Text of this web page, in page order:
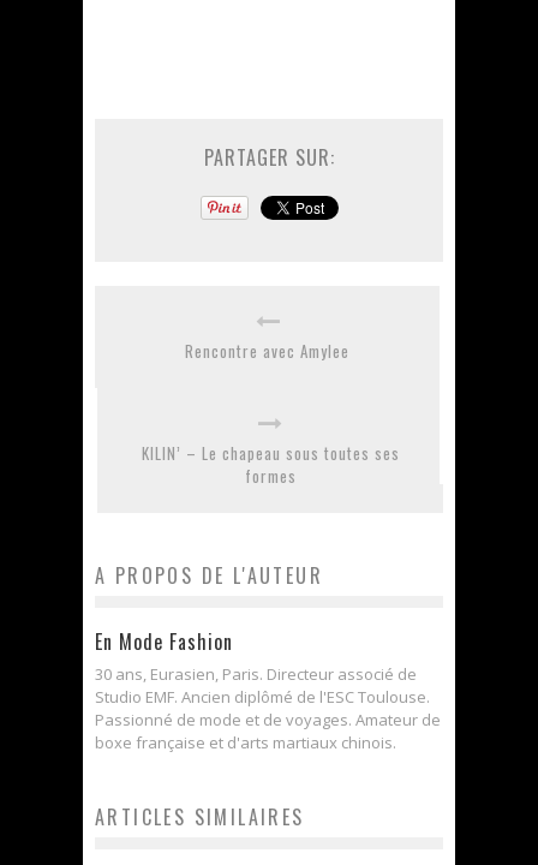
PARTAGER SUR:
Rencontre avec Amylee
KILIN’ – Le chapeau sous toutes ses
formes
A PROPOS DE L'AUTEUR
En Mode Fashion
30 ans, Eurasien, Paris. Directeur associé de
Studio EMF. Ancien diplômé de l'ESC Toulouse.
Passionné de mode et de voyages. Amateur de
boxe française et d'arts martiaux chinois.
ARTICLES SIMILAIRES